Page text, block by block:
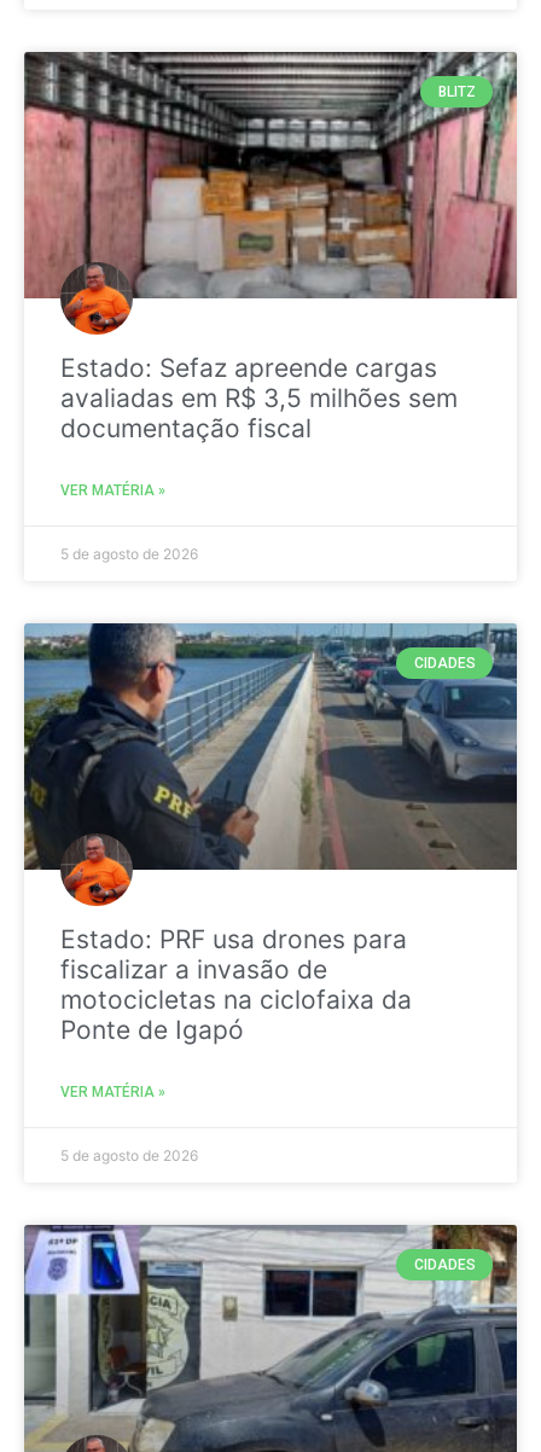
BLITZ
Estado: Sefaz apreende cargas
avaliadas em R$ 3,5 milhões sem
documentação fiscal
VER MATÉRIA »
5 de agosto de 2026
CIDADES
Estado: PRF usa drones para
fiscalizar a invasão de
motocicletas na ciclofaixa da
Ponte de Igapó
VER MATÉRIA »
5 de agosto de 2026
CIDADES